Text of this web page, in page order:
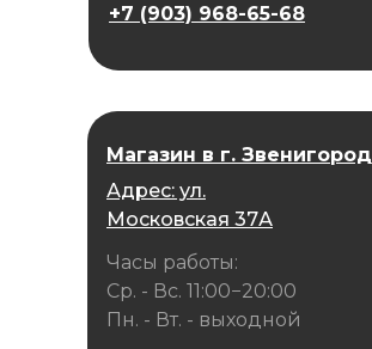
Часы работы:
Ср. - Вс. 11:00−20:00
Пн. - Вт. - выходной
Магазин в г. Звенигород
Адрес: ул.
Московская 37А
+7 (903) 968-65-68